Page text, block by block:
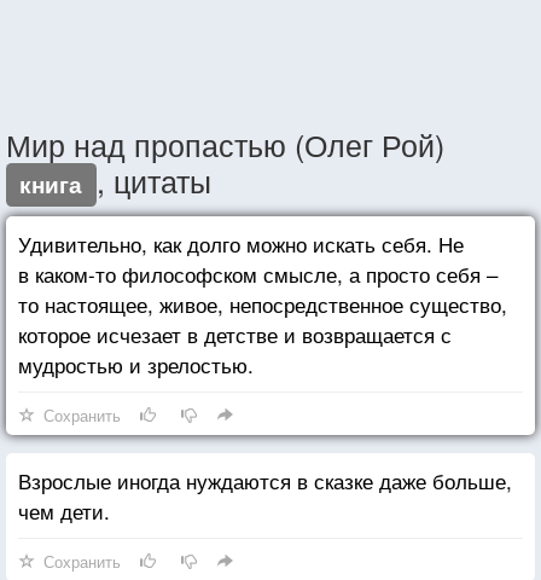
Мир над пропастью (Олег Рой)
книга , цитаты
Удивительно, как долго можно искать себя. Не
в каком-то философском смысле, а просто себя –
то настоящее, живое, непосредственное существо,
которое исчезает в детстве и возвращается с
мудростью и зрелостью.
Сохранить
Взрослые иногда нуждаются в сказке даже больше,
чем дети.
Сохранить